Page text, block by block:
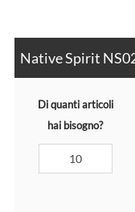
Native Spirit
Di quanti articoli
hai bisogno?